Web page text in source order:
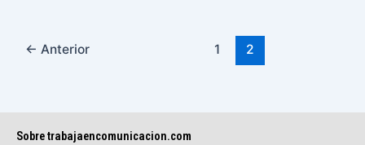
← Anterior 1 2
Sobre trabajaencomunicacion.com